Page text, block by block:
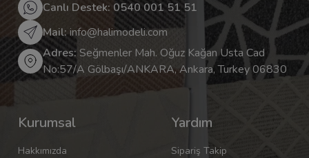
Canlı Destek: 0540 001 51 51
Mail:info@halimodeli.com
Adres: Seğmenler Mah. Oğuz Kağan Usta Cad
No:57/A Gölbaşı/ANKARA, Ankara, Turkey 06830
Kurumsal
Hakkımızda
Yardım
Sipariş Takip